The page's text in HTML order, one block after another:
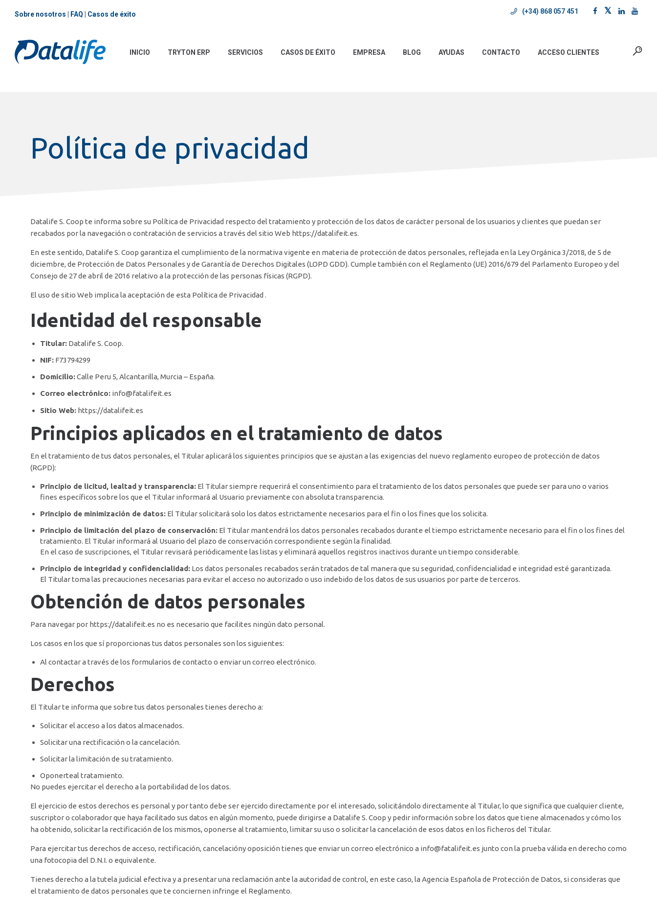
Sobre nosotros FAQ Casos de éxito (+34) 868 057 451
INICIO TRYTON ERP SERVICIOS CASOS DE ÉXITO EMPRESA BLOG AYUDAS CONTACTO ACCESO CLIENTES
Política de privacidad
Datalife S. Coop te informa sobre su Política de Privacidad respecto del tratamiento y protección de los datos de carácter personal de los usuarios y clientes que puedan ser
recabados por la navegación o contratación de servicios a través del sitio Web https://datalifeit.es.
En este sentido, Datalife S. Coop garantiza el cumplimiento de la normativa vigente en materia de protección de datos personales, reflejada en la Ley Orgánica 3/2018, de 5 de
diciembre, de Protección de Datos Personales y de Garantía de Derechos Digitales (LOPD GDD). Cumple también con el Reglamento (UE) 2016/679 del Parlamento Europeo y del
Consejo de 27 de abril de 2016 relativo a la protección de las personas físicas (RGPD).
El uso de sitio Web implica la aceptación de esta Política de Privacidad .
Identidad del responsable
Titular: Datalife S. Coop.
NIF: F73794299
Domicilio:Calle Peru 5, Alcantarilla, Murcia – España.
Correo electrónico: info@fatalifeit.es
Sitio Web: https://datalifeit.es
Principios aplicados en el tratamiento de datos
En el tratamiento de tus datos personales, el Titular aplicará los siguientes principios que se ajustan a las exigencias del nuevo reglamento europeo de protección de datos
(RGPD):
Principio de licitud, lealtad y transparencia: El Titular siempre requerirá el consentimiento para el tratamiento de los datos personales que puede ser para uno o varios
fines específicos sobre los que el Titular informará al Usuario previamente con absoluta transparencia.
Principio de minimización de datos: El Titular solicitará solo los datos estrictamente necesarios para el fin o los fines que los solicita.
Principio de limitación del plazo de conservación: El Titular mantendrá los datos personales recabados durante el tiempo estrictamente necesario para el fin o los fines del
tratamiento. El Titular informará al Usuario del plazo de conservación correspondiente según la finalidad.
En el caso de suscripciones, el Titular revisará periódicamente las listas y eliminará aquellos registros inactivos durante un tiempo considerable.
Principio de integridad y confidencialidad: Los datos personales recabados serán tratados de tal manera que su seguridad, confidencialidad e integridad esté garantizada.
El Titular toma las precauciones necesarias para evitar el acceso no autorizado o uso indebido de los datos de sus usuarios por parte de terceros.
Obtención de datos personales
Para navegar por https://datalifeit.es no es necesario que facilites ningún dato personal.
Los casos en los que sí proporcionas tus datos personales son los siguientes:
Al contactar a través de los formularios de contacto o enviar un correo electrónico.
Derechos
El Titular te informa que sobre tus datos personales tienes derecho a:
Solicitar el acceso a los datos almacenados.
Solicitar una rectificación o la cancelación.
Solicitar la limitación de su tratamiento.
Oponerteal tratamiento.
No puedes ejercitar el derecho a la portabilidad de los datos.
El ejercicio de estos derechos es personal y por tanto debe ser ejercido directamente por el interesado, solicitándolo directamente al Titular, lo que significa que cualquier cliente,
suscriptor o colaborador que haya facilitado sus datos en algún momento, puede dirigirse a Datalife S. Coop y pedir información sobre los datos que tiene almacenados y cómo los
ha obtenido, solicitar la rectificación de los mismos, oponerse al tratamiento, limitar su uso o solicitar la cancelación de esos datos en los ficheros del Titular.
Para ejercitar tus derechos de acceso, rectificación, cancelacióny oposición tienes que enviar un correo electrónico a info@fatalifeit.es junto con la prueba válida en derecho como
una fotocopia del D.N.I. o equivalente.
Tienes derecho a la tutela judicial efectiva y a presentar una reclamación ante la autoridad de control, en este caso, la Agencia Española de Protección de Datos, si consideras que
el tratamiento de datos personales que te conciernen infringe el Reglamento.